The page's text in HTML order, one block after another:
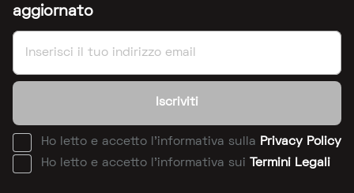
aggiornato
Iscriviti
Ho letto e accetto l'informativa sulla
Privacy Policy
Ho letto e accetto l'informativa sui
Termini Legali